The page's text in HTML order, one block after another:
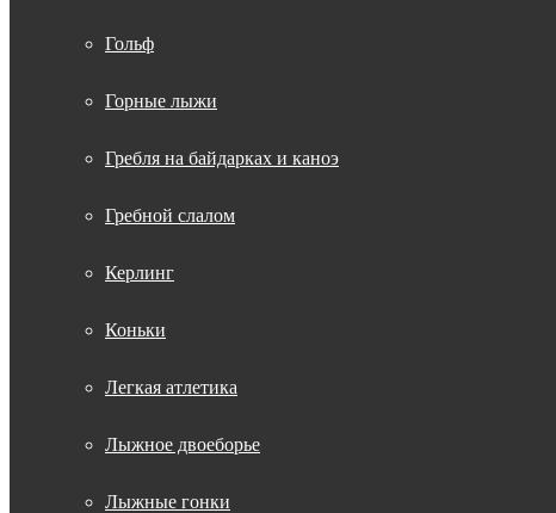
Гольф
Горные лыжи
Гребля на байдарках и каноэ
Гребной слалом
Керлинг
Коньки
Легкая атлетика
Лыжное двоеборье
Лыжные гонки